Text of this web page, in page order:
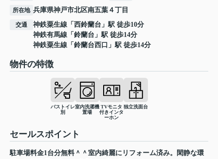
所在地 兵庫県神戸市北区南五葉 ４丁目
交通 神鉄粟生線 「 西鈴蘭台 」駅 徒歩10分
神鉄有馬線 「 鈴蘭台 」駅 徒歩14分
神鉄粟生線 「 鈴蘭台西口 」駅 徒歩14分
物件の特徴
バストイレ
別
室内洗濯機
置場
TVモニタ
付きインタ
ーホン
独立洗面台
セールスポイント
駐車場料金1台分無料＾＾室内綺麗にリフォーム済み。閑静な環